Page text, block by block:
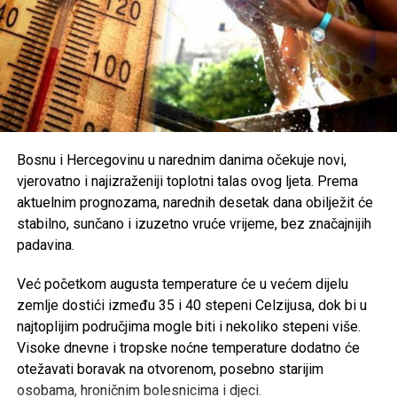
najtoplijem dijelu dana, nošenje lagane i svijetle odjeće te
zaštita od direktnog sunčevog zračenja.
Poseban oprez savjetuje sestarijim osobama, djeci,
hroničnim bolesnicima i svima koji rade na otvorenom
,
uz preporuku da se pridržavaju savjeta ljekara i, ukoliko je
moguće, borave u rashlađenim prostorijama tokom
najtoplijeg dijela dana.
Share Post
Share
Tweet Share
Bosnu i Hercegovinu u narednim danima očekuje novi,
vjerovatno i najizraženiji toplotni talas ovog ljeta. Prema
aktuelnim prognozama, narednih desetak dana obilježit će
stabilno, sunčano i izuzetno vruće vrijeme, bez značajnijih
padavina.
Već početkom augusta temperature će u većem dijelu
zemlje dostići između 35 i 40 stepeni Celzijusa, dok bi u
najtoplijim područjima mogle biti i nekoliko stepeni više.
Visoke dnevne i tropske noćne temperature dodatno će
otežavati boravak na otvorenom, posebno starijim
osobama, hroničnim bolesnicima i djeci.